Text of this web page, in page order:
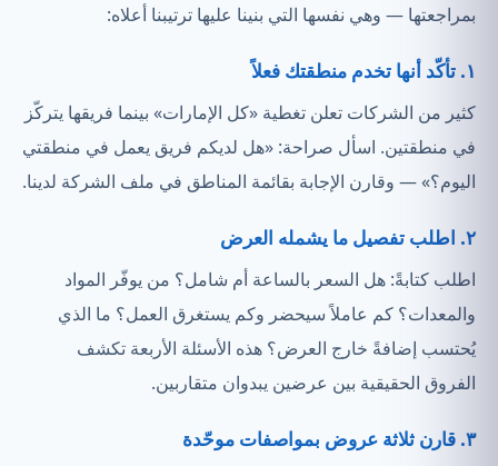
بمراجعتها — وهي نفسها التي بنينا عليها ترتيبنا أعلاه:
١. تأكّد أنها تخدم منطقتك فعلاً
كثير من الشركات تعلن تغطية «كل الإمارات» بينما فريقها يتركّز
في منطقتين. اسأل صراحة: «هل لديكم فريق يعمل في منطقتي
اليوم؟» — وقارن الإجابة بقائمة المناطق في ملف الشركة لدينا.
٢. اطلب تفصيل ما يشمله العرض
اطلب كتابةً: هل السعر بالساعة أم شامل؟ من يوفّر المواد
والمعدات؟ كم عاملاً سيحضر وكم يستغرق العمل؟ ما الذي
يُحتسب إضافةً خارج العرض؟ هذه الأسئلة الأربعة تكشف
الفروق الحقيقية بين عرضين يبدوان متقاربين.
٣. قارن ثلاثة عروض بمواصفات موحّدة